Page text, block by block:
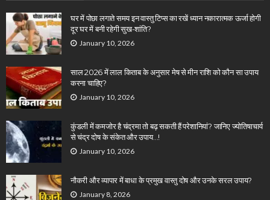
घर में पोछा लगाते समय इन वास्तु टिप्स का रखें ध्यान नकारात्मक ऊर्जा होगी
दूर घर में बनी रहेगी सुख-शांति?
January 10, 2026
साल 2026 में लाल किताब के अनुसार मेष से मीन राशि को कौन सा उपाय
करना चाहिए?
January 10, 2026
कुंडली में कमजोर है चंद्रमा तो बढ़ सकती हैं परेशानियां? जानिए ज्योतिषाचार्य
से चंद्र दोष के संकेत और उपाय…!
January 10, 2026
नौकरी और व्यापार में बाधा के प्रमुख वास्तु दोष और उनके सरल उपाय?
January 8, 2026